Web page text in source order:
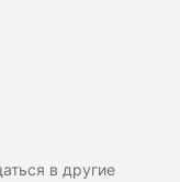
в другие